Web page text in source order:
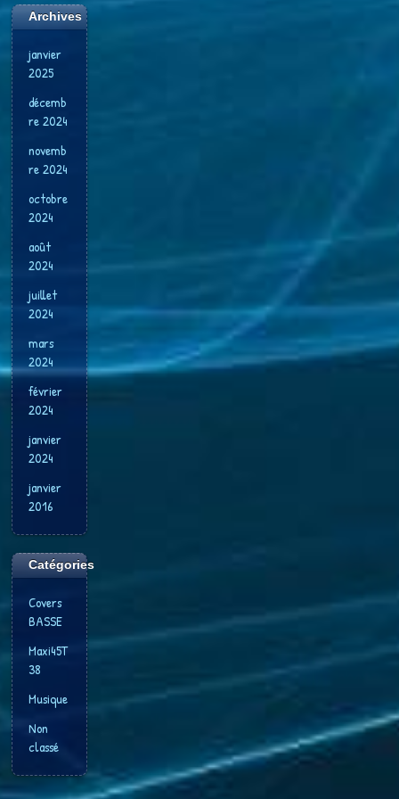
Archives
janvier
2025
décemb
re 2024
novemb
re 2024
octobre
2024
août
2024
juillet
2024
mars
2024
février
2024
janvier
2024
janvier
2016
Catégories
Covers
BASSE
Maxi45T
38
Musique
Non
classé